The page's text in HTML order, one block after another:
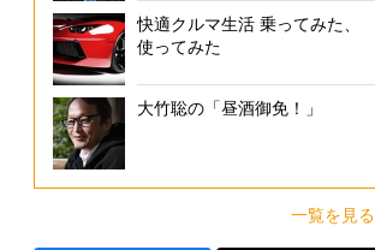
快適クルマ生活 乗ってみた、
使ってみた
大竹聡の「昼酒御免！」
一覧を見る